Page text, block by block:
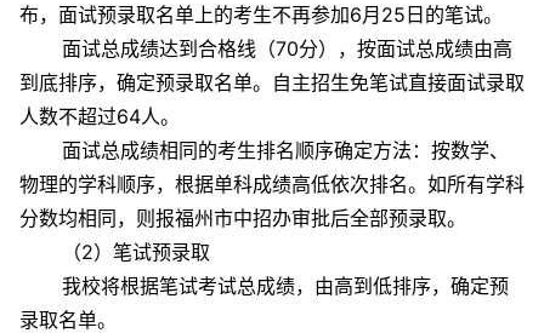
布，面试预录取名单上的考生不再参加6月25日的笔试。
面试总成绩达到合格线（70分），按面试总成绩由高
到底排序，确定预录取名单。自主招生免笔试直接面试录取
人数不超过64人。
面试总成绩相同的考生排名顺序确定方法：按数学、
物理的学科顺序，根据单科成绩高低依次排名。如所有学科
分数均相同，则报福州市中招办审批后全部预录取。
（2）笔试预录取
我校将根据笔试考试总成绩，由高到低排序，确定预
录取名单。